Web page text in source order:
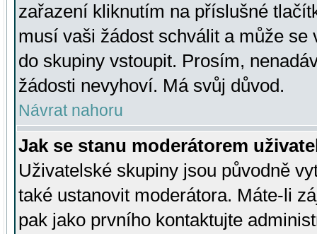
zařazení kliknutím na příslušné
musí vaši žádost schválit a může se
do skupiny vstoupit. Prosím,
žádosti nevyhoví. Má svůj důvod.
Návrat nahoru
Jak se stanu moderátorem
Uživatelské skupiny jsou původně
také ustanovit moderátora. Máte-li
pak jako prvního kontaktujte